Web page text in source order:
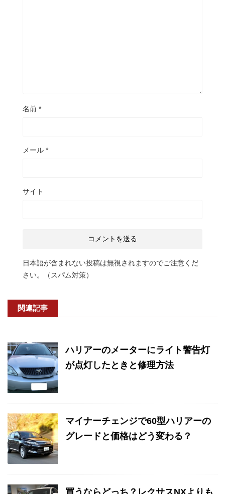
名前 *
メール *
サイト
日本語が含まれない投稿は無視されますのでご注意くだ
さい。（スパム対策）
関連記事
ハリアーのメーターにライト警告灯
が点灯したときと修理方法
マイナーチェンジで60型ハリアーの
グレードと価格はどう変わる？
買うならどっち？レクサスNXよりも